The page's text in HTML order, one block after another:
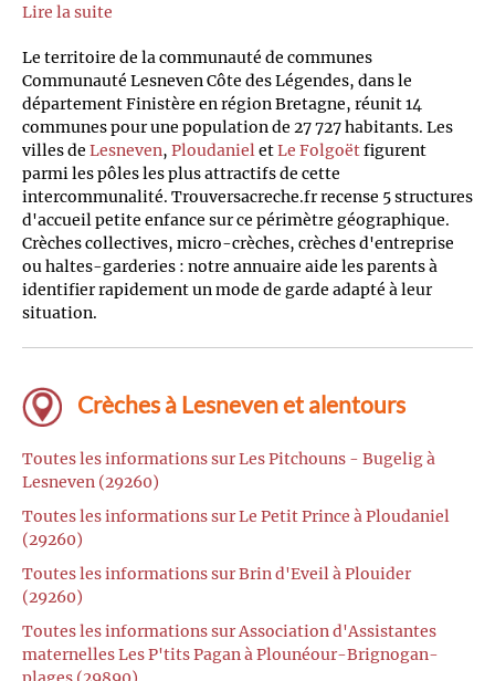
Lire la suite
Le territoire de la communauté de communes
Communauté Lesneven Côte des Légendes, dans le
département Finistère en région Bretagne, réunit 14
communes pour une population de 27 727 habitants. Les
villes de Lesneven, PloudanieletLe Folgoëtfigurent
parmi les pôles les plus attractifs de cette
intercommunalité. Trouversacreche.fr recense 5 structures
d'accueil petite enfance sur ce périmètre géographique.
Crèches collectives, micro-crèches, crèches d'entreprise
ou haltes-garderies : notre annuaire aide les parents à
identifier rapidement un mode de garde adapté à leur
situation.
Crèches à Lesneven et alentours
Toutes les informations sur Les Pitchouns - Bugelig à
Lesneven (29260)
Toutes les informations sur Le Petit Prince à Ploudaniel
(29260)
Toutes les informations sur Brin d'Eveil à Plouider
(29260)
Toutes les informations sur Association d'Assistantes
maternelles Les P'tits Pagan à Plounéour-Brignogan-